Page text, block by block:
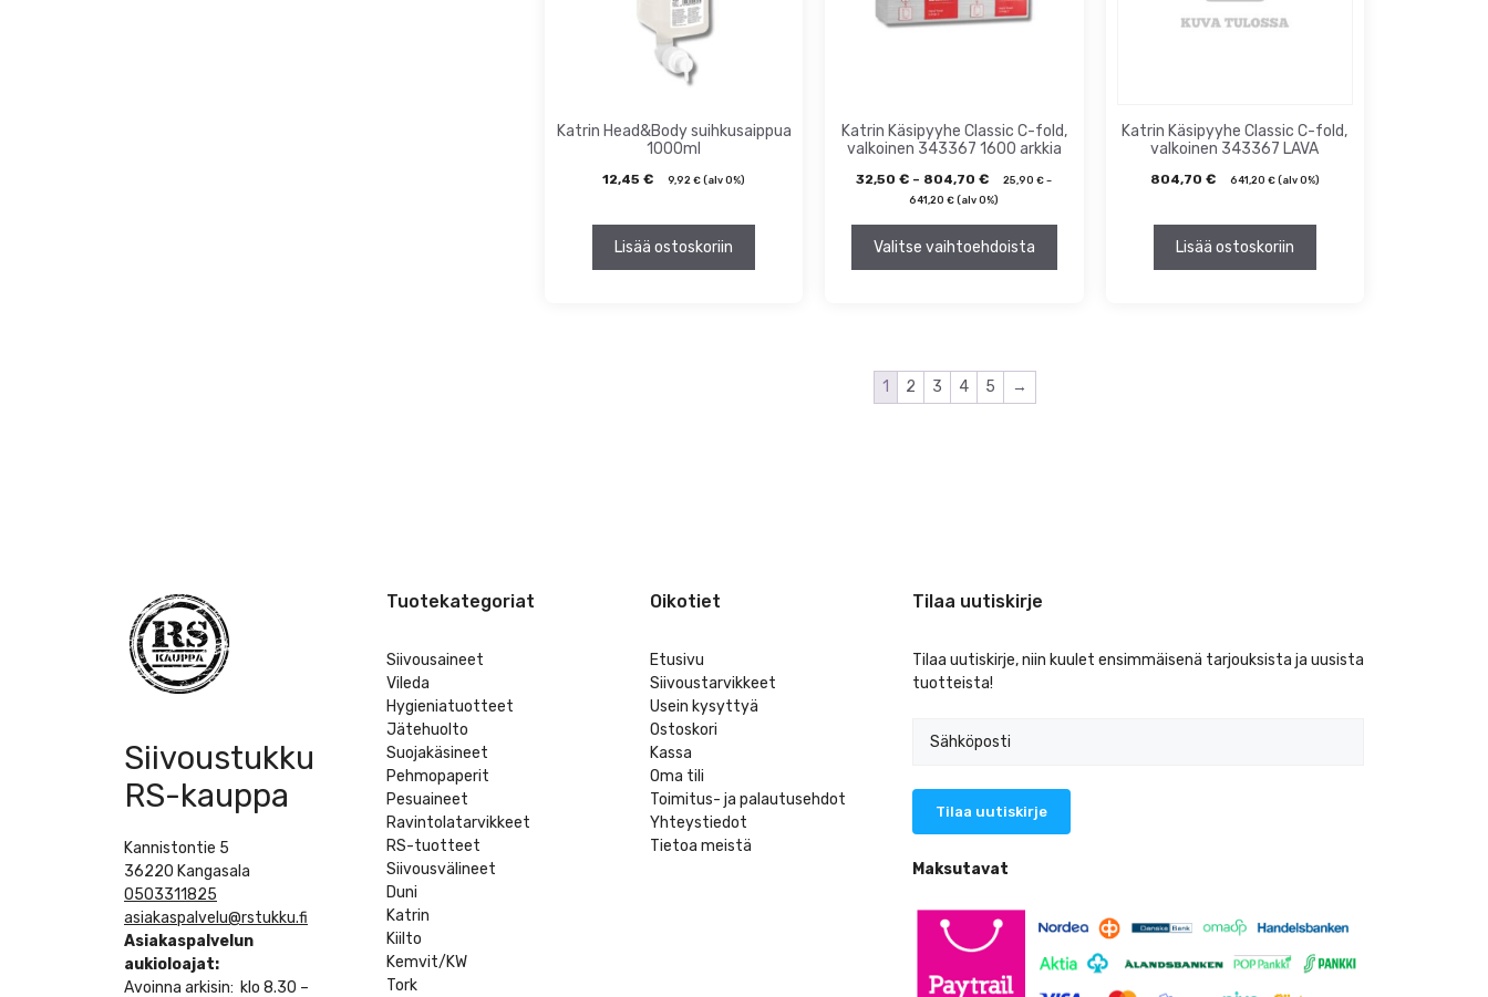
Katrin Head&Body suihkusaippua
1000ml
12,45€ 9,92€ (alv 0%)
Lisää ostoskoriin
Katrin Käsipyyhe Classic C-fold,
valkoinen 343367 1600 arkkia
32,50€ – 804,70€ 25,90€ –
641,20€ (alv 0%)
Valitse vaihtoehdoista
tehdä
Katrin Käsipyyhe Classic C-fold,
valkoinen 343367 LAVA
804,70 € 641,20 €(alv 0%)
Lisää ostoskoriin
1 2 3 4 5 →
Siivoustukku
RS-kauppa
Kannistontie 5
36220 Kangasala
0503311825
asiakaspalvelu@rstukku.fi
Asiakaspalvelun
aukioloajat:
Avoinna arkisin: klo 8.30 –
Tuotekategoriat
Siivousaineet
Vileda
Hygieniatuotteet
Jätehuolto
Suojakäsineet
Pehmopaperit
Pesuaineet
Ravintolatarvikkeet
RS-tuotteet
Siivousvälineet
Duni
Katrin
Kiilto
Kemvit/KW
Tork
Oikotiet
Etusivu
Siivoustarvikkeet
Usein kysyttyä
Ostoskori
Kassa
Oma tili
Toimitus- ja palautusehdot
Yhteystiedot
Tietoa meistä
Tilaa uutiskirje
Tilaa uutiskirje, niin kuulet ensimmäisenä tarjouksista ja uusista
tuotteista!
Maksutavat